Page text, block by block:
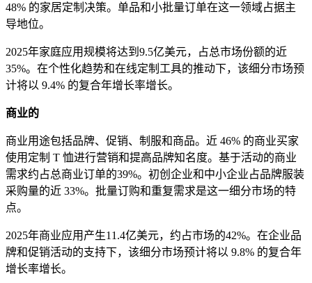
48% 的家居定制决策。单品和小批量订单在这一领域占据主
导地位。
2025年家庭应用规模将达到9.5亿美元，占总市场份额的近
35%。在个性化趋势和在线定制工具的推动下，该细分市场预
计将以 9.4% 的复合年增长率增长。
商业的
商业用途包括品牌、促销、制服和商品。近 46% 的商业买家
使用定制 T 恤进行营销和提高品牌知名度。基于活动的商业
需求约占总商业订单的39%。初创企业和中小企业占品牌服装
采购量的近 33%。批量订购和重复需求是这一细分市场的特
点。
2025年商业应用产生11.4亿美元，约占市场的42%。在企业品
牌和促销活动的支持下，该细分市场预计将以 9.8% 的复合年
增长率增长。